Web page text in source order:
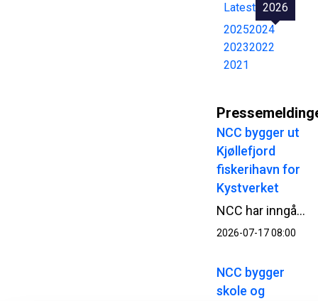
Latest 2026
20252024
20232022
2021
NCC bygger ut
Kjøllefjord
fiskerihavn for
Kystverket
NCC har inngått kontrakt med Kystverket om utbygging av Kjøllefjord fiskerihavn i Lebesby kommune i Finnmark. Kontrakten har en verdi på 510 millioner norske kroner.
2026-07-17 08:00
NCC bygger
skole og